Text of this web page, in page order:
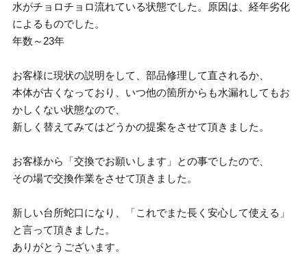
水がチョロチョロ流れている状態でした。原因は、経年劣化
によるものでした。
年数～23年
お客様に現状の説明をして、部品修理して直されるか、
本体が古くなっており、いつ他の箇所からも水漏れしてもお
かしくない状態なので、
新しく替えてみてはどうかの提案をさせて頂きました。
お客様から「交換でお願いします」との事でしたので、
その場で交換作業をさせて頂きました。
新しい台所蛇口になり、「これでまた長く安心して使える」
と言って頂きました。
ありがとうございます。